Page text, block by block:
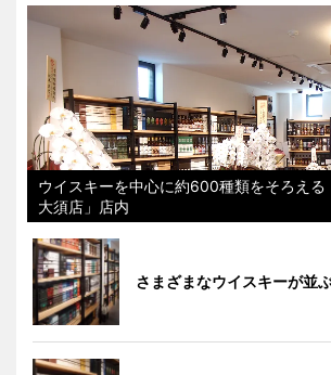
ウイスキーを中心に約600種類をそろえる
大須店」店内
さまざまなウイスキーが並